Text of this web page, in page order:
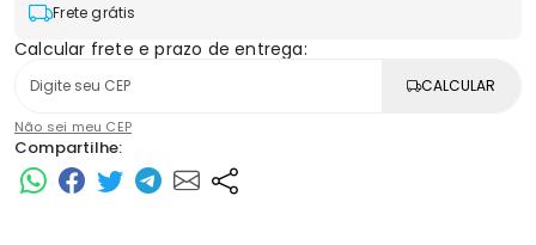
Frete grátis
Calcular frete e prazo de entrega:
CALCULAR
Não sei meu CEP
Compartilhe: